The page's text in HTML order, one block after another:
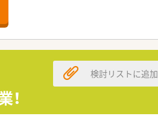
れています
す
検討リストに追加